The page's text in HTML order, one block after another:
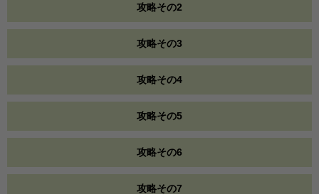
攻略その2
攻略その3
攻略その4
攻略その5
攻略その6
攻略その7